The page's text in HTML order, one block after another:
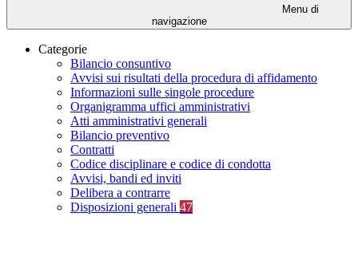
Menu di
navigazione
Categorie
Bilancio consuntivo
Avvisi sui risultati della procedura di affidamento
Informazioni sulle singole procedure
Organigramma uffici amministrativi
Atti amministrativi generali
Bilancio preventivo
Contratti
Codice disciplinare e codice di condotta
Avvisi, bandi ed inviti
Delibera a contrarre
Disposizioni generali 47